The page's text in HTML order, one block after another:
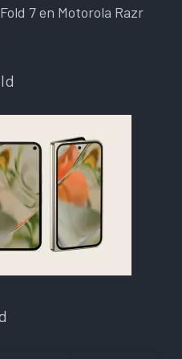
7 en Motorola Razr